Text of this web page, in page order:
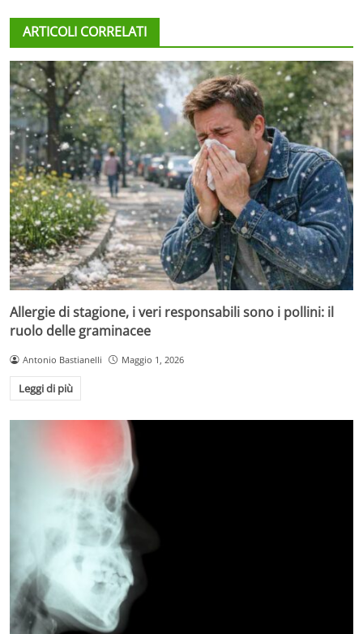
ARTICOLI CORRELATI
Allergie di stagione, i veri responsabili sono i pollini: il
ruolo delle graminacee
Antonio Bastianelli Maggio 1, 2026
Leggi di più